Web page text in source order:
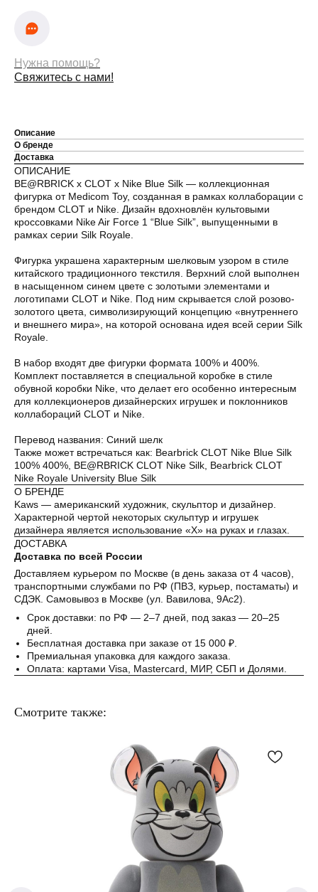
Нужна помощь?
Свяжитесь с нами!
Описание
О бренде
Доставка
ОПИСАНИЕ
BE@RBRICK x CLOT x Nike Blue Silk — коллекционная
фигурка от Medicom Toy, созданная в рамках коллаборации с
брендом CLOT и Nike. Дизайн вдохновлён культовыми
кроссовками Nike Air Force 1 “Blue Silk”, выпущенными в
рамках серии Silk Royale.
Фигурка украшена характерным шелковым узором в стиле
китайского традиционного текстиля. Верхний слой выполнен
в насыщенном синем цвете с золотыми элементами и
логотипами CLOT и Nike. Под ним скрывается слой розово-
золотого цвета, символизирующий концепцию «внутреннего
и внешнего мира», на которой основана идея всей серии Silk
Royale.
В набор входят две фигурки формата 100% и 400%.
Комплект поставляется в специальной коробке в стиле
обувной коробки Nike, что делает его особенно интересным
для коллекционеров дизайнерских игрушек и поклонников
коллабораций CLOT и Nike.
Перевод названия: Синий шелк
Также может встречаться как: Bearbrick CLOT Nike Blue Silk
100% 400%, BE@RBRICK CLOT Nike Silk, Bearbrick CLOT
Nike Royale University Blue Silk
О БРЕНДЕ
Kaws — американский художник, скульптор и дизайнер.
Характерной чертой некоторых скульптур и игрушек
дизайнера является использование «X» на руках и глазах.
ДОСТАВКА
Доставка по всей России
Доставляем курьером по Москве (в день заказа от 4 часов),
транспортными службами по РФ (ПВЗ, курьер, постаматы) и
СДЭК. Самовывоз в Москве (ул. Вавилова, 9Ас2).
Срок доставки: по РФ — 2–7 дней, под заказ — 20–25
дней.
Бесплатная доставка при заказе от 15 000 ₽.
Премиальная упаковка для каждого заказа.
Оплата: картами Visa, Mastercard, МИР, СБП и Долями.
Смотрите также:
Оплата частями
картой любого банка, остальное — тремя
платежами раз в две недели.
Оплата
сегодня
Через
2 недели
Через
4 недели
Через
6 недель
Без комиссий и переплат
Как обычная оплата картой
Понятно